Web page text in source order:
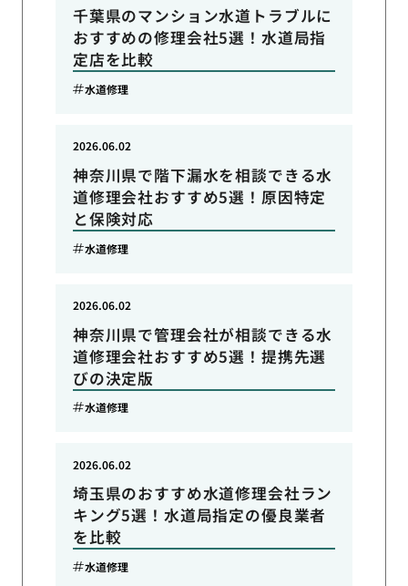
千葉県のマンション水道トラブルに
おすすめの修理会社5選！水道局指
定店を比較
水道修理
神奈川県で階下漏水を相談できる水
道修理会社おすすめ5選！原因特定
と保険対応
2026.06.02
水道修理
神奈川県で管理会社が相談できる水
道修理会社おすすめ5選！提携先選
びの決定版
2026.06.02
水道修理
埼玉県のおすすめ水道修理会社ラン
キング5選！水道局指定の優良業者
を比較
2026.06.02
水道修理